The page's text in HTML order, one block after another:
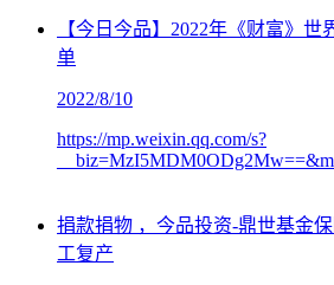
【今日今品】2022年《财富》世
单
2022/8/10
https://mp.weixin.qq.com/s?
捐款捐物 ，今品投资-鼎世基金
工复产